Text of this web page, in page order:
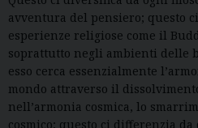
avventura del pensiero; questo
esperienze religiose come il
soprattutto negli ambienti delle
esso cerca essenzialmente
mondo attraverso il
nell’armonia cosmica, lo
cosmico; questo ci differenzia